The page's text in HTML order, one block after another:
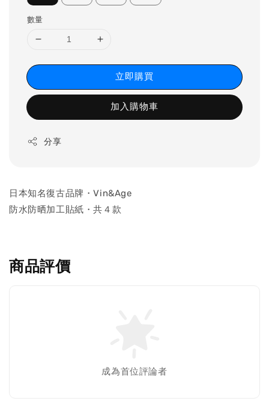
數量
立即購買
加入購物車
分享
日本知名復古品牌・Vin&Age
防水防晒加工貼紙・共４款
商品評價
成為首位評論者